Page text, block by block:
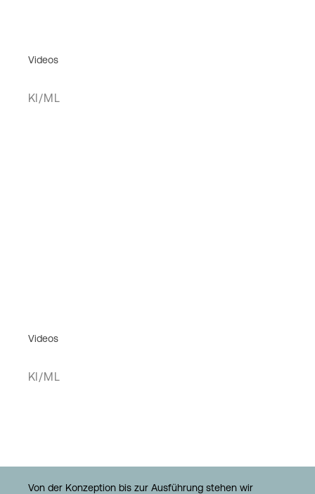
Videos
KI/ML
Videos
KI/ML
Von der Konzeption bis zur Ausführung stehen wir